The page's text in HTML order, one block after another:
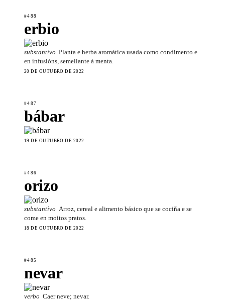
#488
erbio
substantivo Planta e herba aromática usada como condimento e
en infusións, semellante á menta.
20 DE OUTUBRO DE 2022
#487
bábar
19 DE OUTUBRO DE 2022
#486
orizo
substantivo Arroz, cereal e alimento básico que se cociña e se
come en moitos pratos.
18 DE OUTUBRO DE 2022
#485
nevar
verbo Caer neve; nevar.